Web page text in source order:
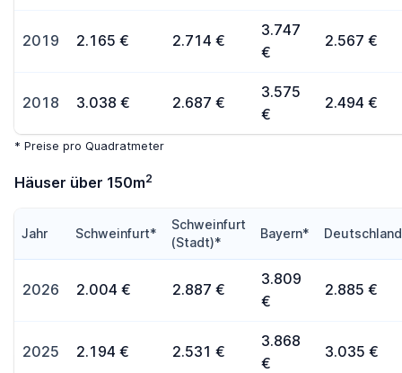
2019 2.165 € 2.714 €
3.747
€
2.567 €
2018 3.038 € 2.687 €
3.575
€
2.494 €
* Preise pro Quadratmeter
Häuser über 150m2
Jahr Schweinfurt*
Schweinfurt
(Stadt)*
Bayern*
2026 2.004 € 2.887 €
3.809
€
2.885 €
2025 2.194 € 2.531 €
3.868
€
3.035 €